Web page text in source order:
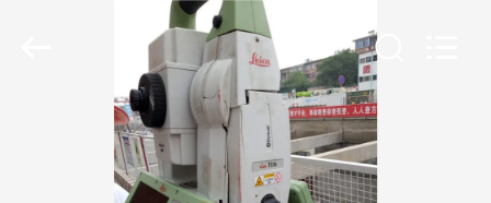
PRODOTTI